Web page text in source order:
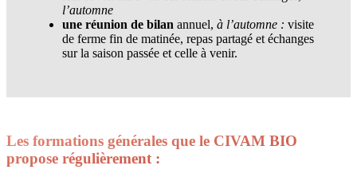
l’automne
une réunion de bilan annuel, à l’automne : visite
de ferme fin de matinée, repas partagé et échanges
sur la saison passée et celle à venir.
Les formations générales que le CIVAM BIO
propose régulièrement :